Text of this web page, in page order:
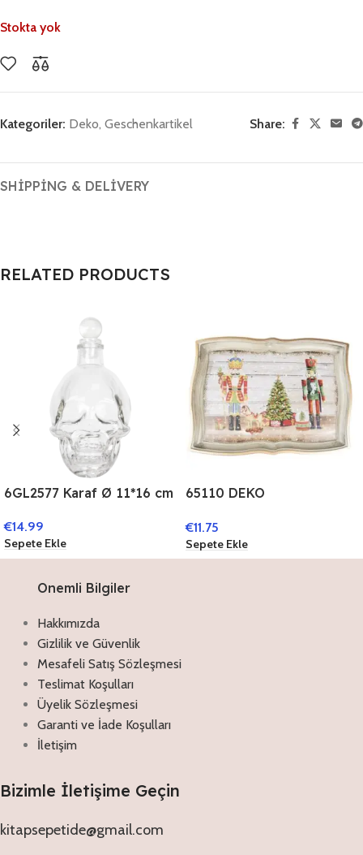
Stokta yok
Kategoriler: Deko, Geschenkartikel Share:
SHIPPING & DELIVERY
RELATED PRODUCTS
6GL2577 Karaf Ø 11*16 cm
€14.99
Sepete Ekle
65110 DEKO
ROT GRÜN KUNSTSTOFF
NUSSKNACKER SERVIER
€11.75
Sepete Ekle
Onemli Bilgiler
Hakkımızda
Gizlilik ve Güvenlik
Mesafeli Satış Sözleşmesi
Teslimat Koşulları
Üyelik Sözleşmesi
Garanti ve İade Koşulları
İletişim
Bizimle İletişime Geçin
kitapsepetide@gmail.com